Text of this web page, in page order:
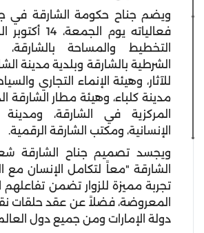
ويضم جناح حكومة الشارقة في
فعالياته يوم
التخطيط والمساحة بالشارقة،
الشرطية بالشارقة وبلدية مدينة
للآثار، وهيئة الإنماء التجاري
مدينة كلباء، وهيئة مطار الشارقة
المركزية في الشارقة،
الإنسانية، ومكتب الشارقة الرقمية.
ويجسد تصميم جناح الشارقة
الشارقة "معاً لتكامل الإنسان مع
تجربة مميزة للزوار تضمن تفاعلهم
المعروضة، فضلاً عن عقد حلقات
دولة الإمارات ومن جميع دول